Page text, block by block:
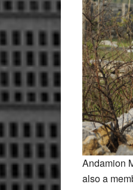
Andamion
also a